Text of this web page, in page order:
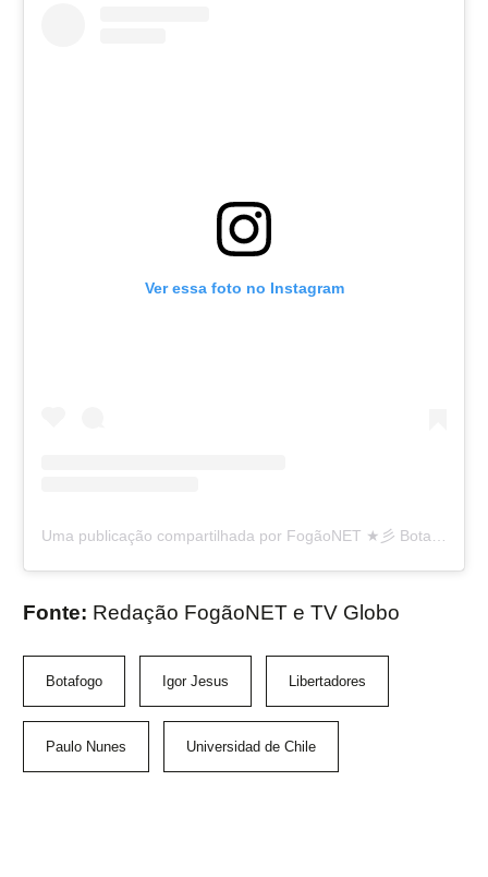
Ver essa foto no Instagram
Uma publicação compartilhada por FogãoNET ★彡 Botafogo 👨🏽‍💻🔥 (@fogaonet)
Fonte: Redação FogãoNET e TV Globo
Botafogo Igor Jesus Libertadores
Paulo Nunes Universidad de Chile